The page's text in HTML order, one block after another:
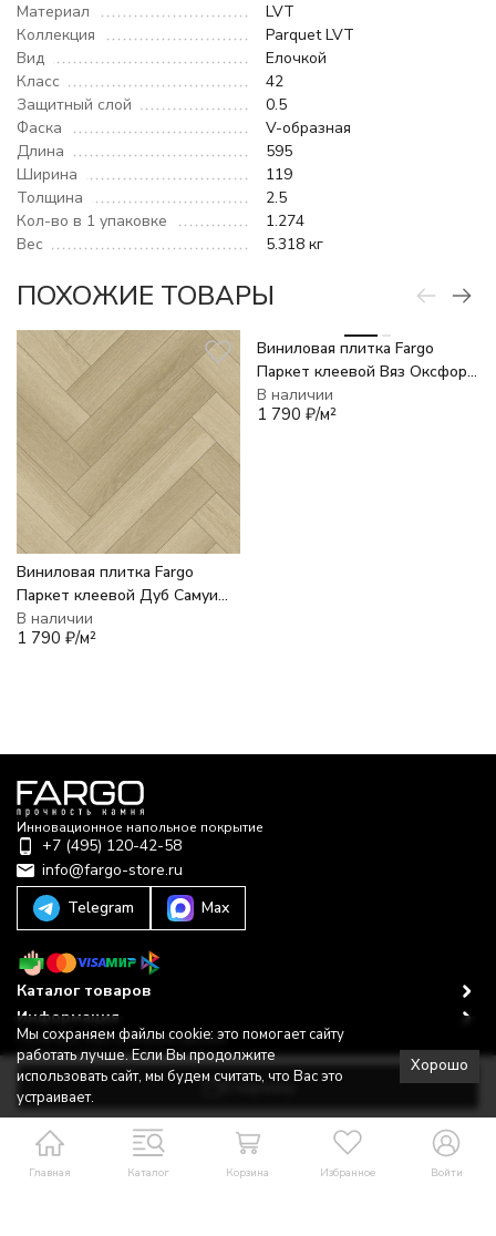
В корзину
Материал
LVT
Коллекция
Parquet LVT
Вид
Елочкой
Класс
42
Защитный слой
0.5
Фаска
V-образная
Длина
595
Ширина
119
Толщина
2.5
Кол-во в 1 упаковке
1.274
Вес
5.318 кг
ПОХОЖИЕ ТОВАРЫ
Виниловая плитка Fargo
Паркет клеевой Дуб Самуи
22-201052-02
В наличии
1 790 ₽/м²
Виниловая плитка Fargo
Паркет клеевой Вяз Оксфорд
22-2101-05
В наличии
1 790 ₽/м²
Главная Каталог Корзина Избранное Войти
Инновационное напольное покрытие
+7 (495) 120-42-58
info@fargo-store.ru
Telegram
Max
Каталог товаров
Информация
Политика персональных данных
© 2022–2025-2026 © Fargo Store
Разработано вbodysite.ru
Мы сохраняем файлы cookie: это помогает сайту
работать лучше. Если Вы продолжите
использовать сайт, мы будем считать, что Вас это
устраивает.
Хорошо